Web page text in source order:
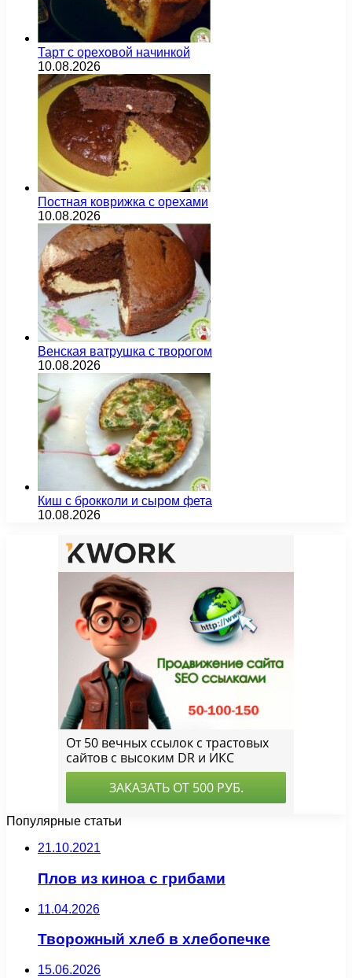
Тарт с ореховой начинкой
10.08.2026
Постная коврижка с орехами
10.08.2026
Венская ватрушка с творогом
10.08.2026
Киш с брокколи и сыром фета
10.08.2026
Популярные статьи
21.10.2021
Плов из киноа с грибами
11.04.2026
Творожный хлеб в хлебопечке
15.06.2026